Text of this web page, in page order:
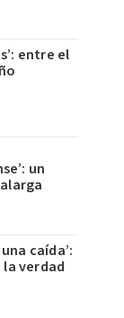
entre el
un
caída’:
la verdad